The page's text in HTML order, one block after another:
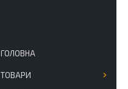
ГОЛОВНА
ТОВАРИ